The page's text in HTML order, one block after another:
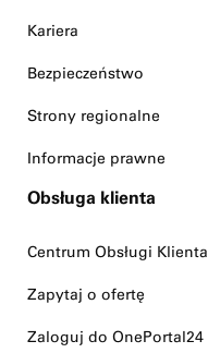
Kariera
Bezpieczeństwo
Strony regionalne
Informacje prawne
Obsługa klienta
Centrum Obsługi Klienta
Zapytaj o ofertę
Zaloguj do OnePortal24